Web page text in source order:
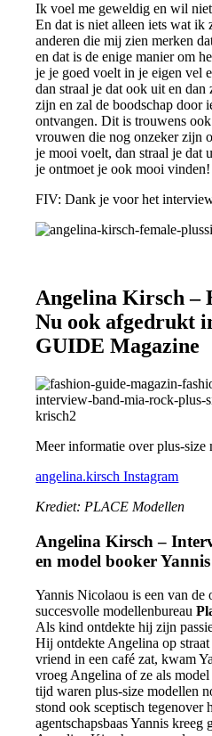
Ik voel me geweldig en wil
En dat is niet alleen iets wat ik
anderen die mij zien merken
en dat is de enige manier om
je je goed voelt in je eigen vel
dan straal je dat ook uit en dan
zijn en zal de boodschap door
ontvangen. Dit is trouwens
vrouwen die nog onzeker zijn
je mooi voelt, dan straal je dat
je ontmoet je ook mooi vinden!
FIV: Dank je voor het
Angelina Kirsch –
Nu ook afgedrukt
GUIDE Magazine
Meer informatie over plus-
angelina.kirsch Instagram
Krediet: PLACE Modellen
Angelina Kirsch –
en model booker
Yannis Nicolaou is een van de
succesvolle modellenbureau
Als kind ontdekte hij zijn
Hij ontdekte Angelina op
vriend in een café zat, kwam
vroeg Angelina of ze als
tijd waren plus-size modellen
stond ook sceptisch tegenover
agentschapsbaas Yannis kreeg